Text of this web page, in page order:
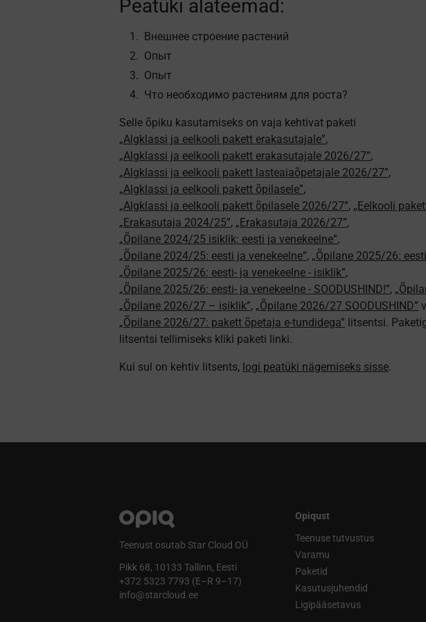
Peatüki alateemad:
Внешнее строение растений
Опыт
Опыт
Что необходимо растениям для роста?
Selle õpiku kasutamiseks on vaja kehtivat paketi
„Algklassi ja eelkooli pakett erakasutajale”,
„Algklassi ja eelkooli pakett erakasutajale 2026/27”,
„Algklassi ja eelkooli pakett lasteaiaõpetajale 2026/27”,
„Algklassi ja eelkooli pakett õpilasele”,
„Algklassi ja eelkooli pakett õpilasele 2026/27”, „Eelkooli
„Erakasutaja 2024/25”, „Erakasutaja 2026/27”,
„Õpilane 2024/25 isiklik: eesti ja venekeelne”,
„Õpilane 2024/25: eesti ja venekeelne”, „Õpilane 2025/26:
„Õpilane 2025/26: eesti- ja venekeelne - isiklik”,
„Õpilane 2025/26: eesti- ja venekeelne - SOODUSHIND!”,
„Õpilane 2026/27 – isiklik”, „Õpilane 2026/27 SOODUSHIND”
„Õpilane 2026/27: pakett õpetaja e-tundidega” litsentsi.
litsentsi tellimiseks kliki paketi linki.
Kui sul on kehtiv litsents, logi peatüki nägemiseks sisse.
Teenust osutab Star Cloud OÜ
Pikk 68, 10133 Tallinn, Eesti
+372 5323 7793 (E–R 9–17)
info@starcloud.ee
Opiqust
Teenuse tutvustus
Varamu
Paketid
Kasutusjuhendid
Ligipääsetavus